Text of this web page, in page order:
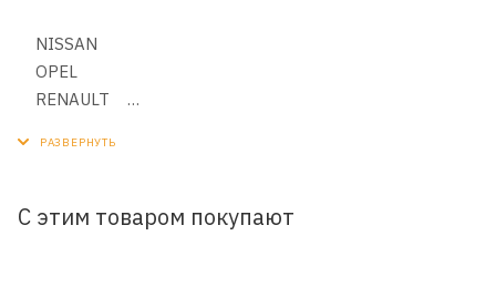
NISSAN
OPEL
RENAULT
С этим товаром покупают